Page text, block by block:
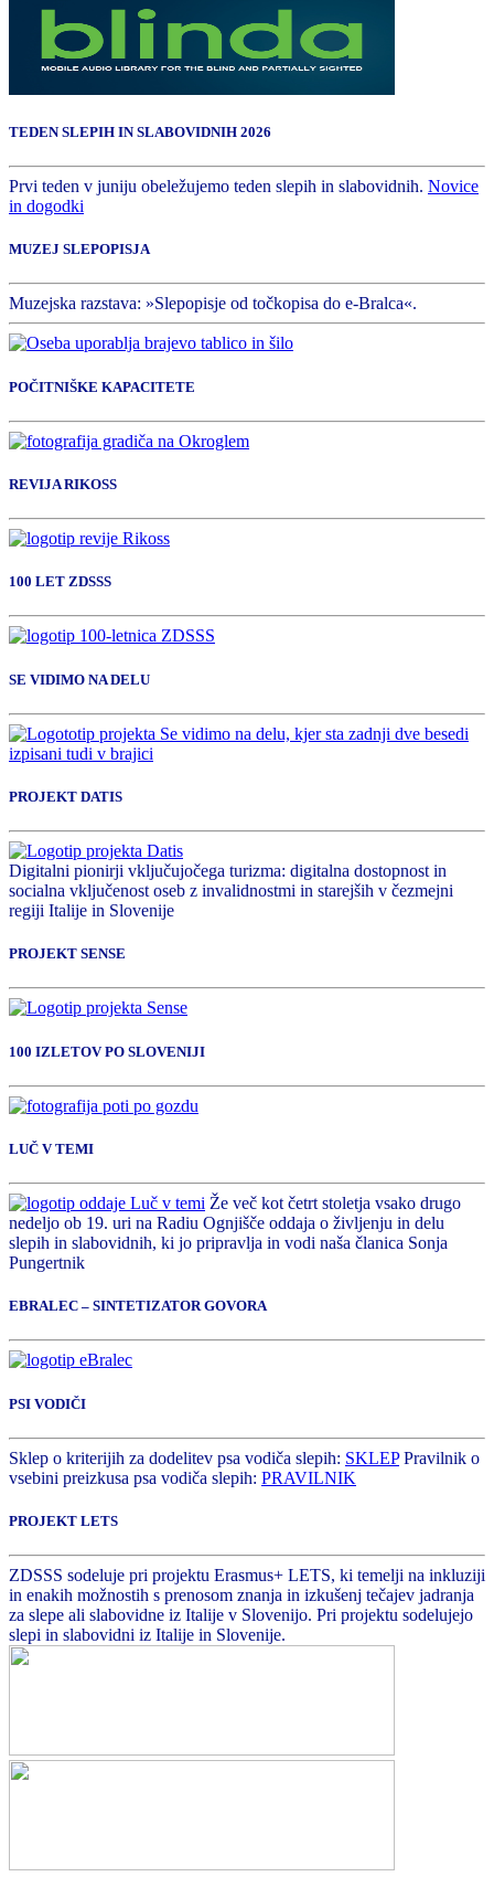
TEDEN SLEPIH IN SLABOVIDNIH 2026
Prvi teden v juniju obeležujemo teden slepih in slabovidnih. Novice
in dogodki
MUZEJ SLEPOPISJA
Muzejska razstava: »Slepopisje od točkopisa do e-Bralca«.
POČITNIŠKE KAPACITETE
REVIJA RIKOSS
100 LET ZDSSS
SE VIDIMO NA DELU
PROJEKT DATIS
Digitalni pionirji vključujočega turizma: digitalna dostopnost in
socialna vključenost oseb z invalidnostmi in starejših v čezmejni
regiji Italije in Slovenije
PROJEKT SENSE
100 IZLETOV PO SLOVENIJI
LUČ V TEMI
Že več kot četrt stoletja vsako drugo
nedeljo ob 19. uri na Radiu Ognjišče oddaja o življenju in delu
slepih in slabovidnih, ki jo pripravlja in vodi naša članica Sonja
Pungertnik
EBRALEC – SINTETIZATOR GOVORA
PSI VODIČI
Sklep o kriterijih za dodelitev psa vodiča slepih: SKLEPPravilnik o
vsebini preizkusa psa vodiča slepih: PRAVILNIK
PROJEKT LETS
ZDSSS sodeluje pri projektu Erasmus+ LETS, ki temelji na inkluziji
in enakih možnostih s prenosom znanja in izkušenj tečajev jadranja
za slepe ali slabovidne iz Italije v Slovenijo. Pri projektu sodelujejo
slepi in slabovidni iz Italije in Slovenije.